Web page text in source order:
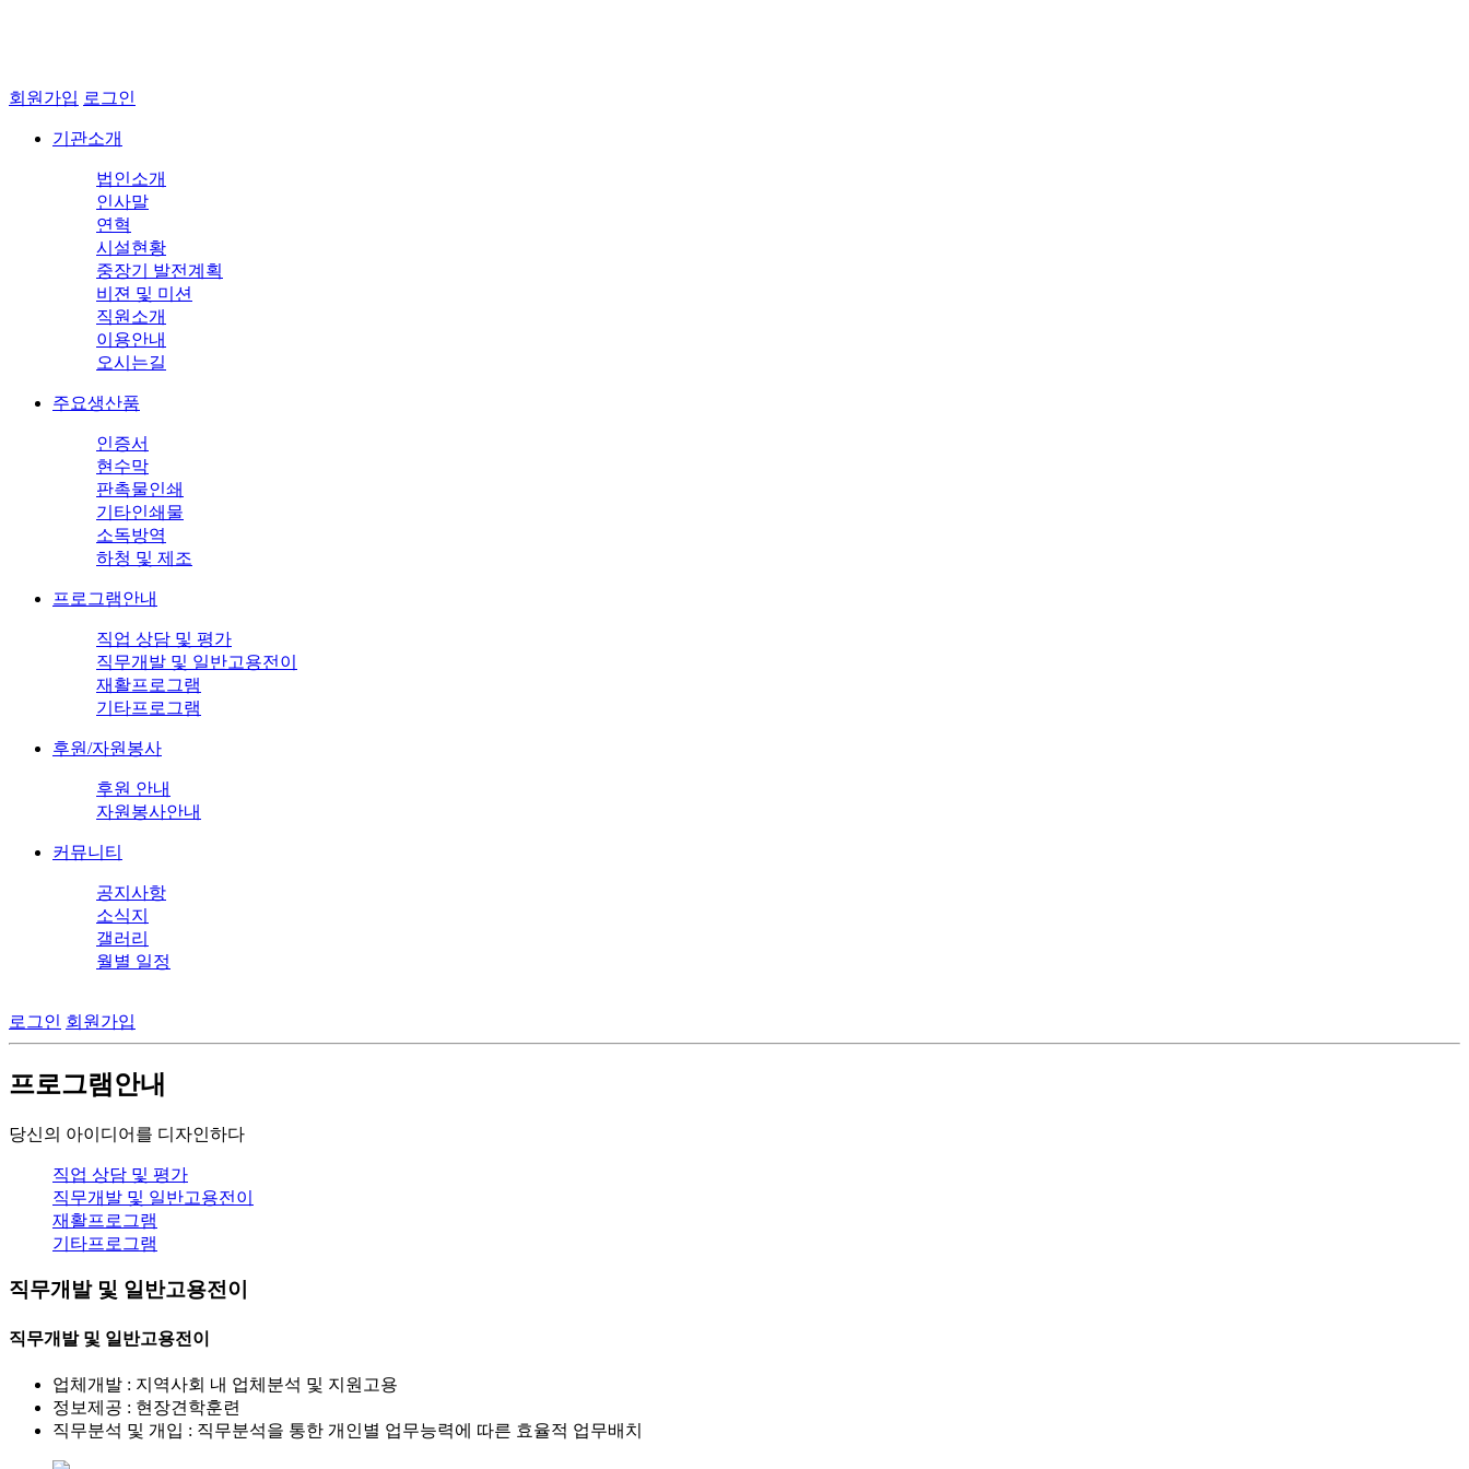
회원가입 로그인
기관소개
법인소개
인사말
연혁
시설현황
중장기 발전계획
비젼 및 미션
직원소개
이용안내
오시는길
주요생산품
인증서
현수막
판촉물인쇄
기타인쇄물
소독방역
하청 및 제조
프로그램안내
직업 상담 및 평가
직무개발 및 일반고용전이
재활프로그램
기타프로그램
후원/자원봉사
후원 안내
자원봉사안내
커뮤니티
공지사항
소식지
갤러리
월별 일정
로그인 회원가입
프로그램안내
당신의 아이디어를 디자인하다
직업 상담 및 평가
직무개발 및 일반고용전이
재활프로그램
기타프로그램
직무개발 및 일반고용전이
직무개발 및 일반고용전이
업체개발 : 지역사회 내 업체분석 및 지원고용
정보제공 : 현장견학훈련
직무분석 및 개입 : 직무분석을 통한 개인별 업무능력에 따른 효율적 업무배치